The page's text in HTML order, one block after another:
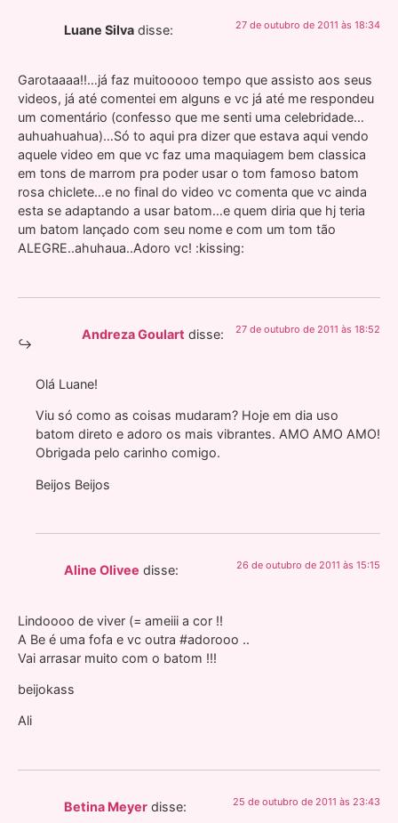
Luane Silva disse: 27 de outubro de 2011 às 18:34
Garotaaaa!!…já faz muitooooo tempo que assisto aos seus
videos, já até comentei em alguns e vc já até me respondeu
um comentário (confesso que me senti uma celebridade…
auhuahuahua)…Só to aqui pra dizer que estava aqui vendo
aquele video em que vc faz uma maquiagem bem classica
em tons de marrom pra poder usar o tom famoso batom
rosa chiclete…e no final do video vc comenta que vc ainda
esta se adaptando a usar batom…e quem diria que hj teria
um batom lançado com seu nome e com um tom tão
ALEGRE..ahuhaua..Adoro vc! :kissing:
Andreza Goulart disse: 27 de outubro de 2011 às 18:52
Olá Luane!
Viu só como as coisas mudaram? Hoje em dia uso
batom direto e adoro os mais vibrantes. AMO AMO AMO!
Obrigada pelo carinho comigo.
Beijos Beijos
Aline Olivee disse: 26 de outubro de 2011 às 15:15
Lindoooo de viver (= ameiii a cor !!
A Be é uma fofa e vc outra #adorooo ..
Vai arrasar muito com o batom !!!
beijokass
Ali
Betina Meyer disse: 25 de outubro de 2011 às 23:43